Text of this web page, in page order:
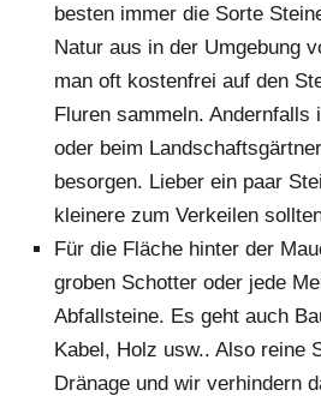
besten immer die Sorte
Natur aus in der Umgebung
man oft kostenfrei auf den
Fluren sammeln. Andernfalls
oder beim
besorgen. Lieber ein paar
kleinere zum Verkeilen
Für die Fläche hinter der
groben Schotter oder jede
Abfallsteine. Es geht auch
Kabel, Holz usw.. Also reine
Dränage und wir verhindern